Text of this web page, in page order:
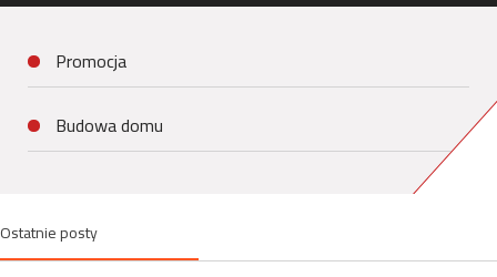
Promocja
Budowa domu
Ostatnie posty